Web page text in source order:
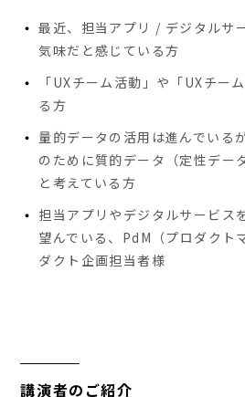
最近、担当アプリ / デジタルサ
気味だと感じている方
「UXチーム活動」や「UXチー
る方
量的データの活用は進んでいる
のために質的データ（定性デー
と考えている方
担当アプリやデジタルサービス
望んでいる、PdM（プロダクト
ダクト企画担当者様
講演者のご紹介